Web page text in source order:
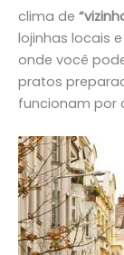
clima de
lojinhas locais
onde você
pratos
funcionam por